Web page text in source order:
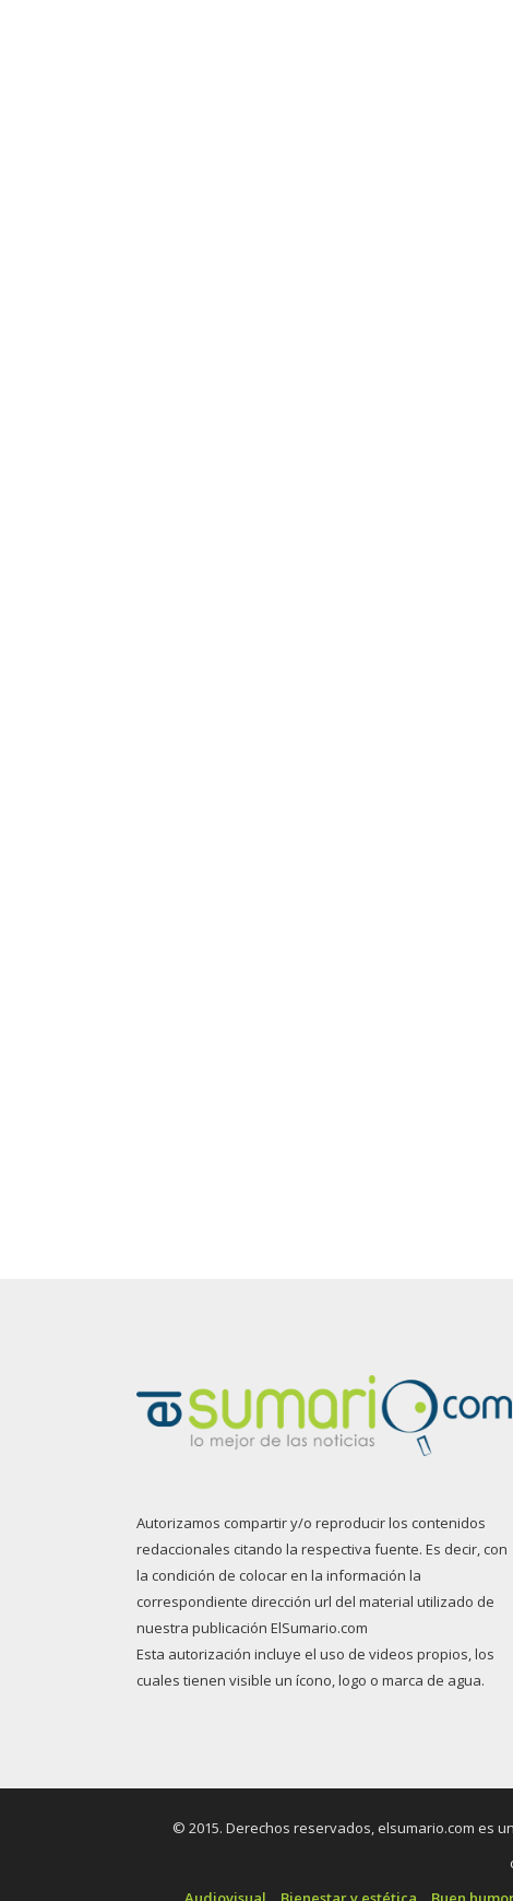
Autorizamos compartir y/o reproducir los contenidos
redaccionales citando la respectiva fuente. Es decir, con
la condición de colocar en la información la
correspondiente dirección url del material utilizado de
nuestra publicación ElSumario.com
Esta autorización incluye el uso de videos propios, los
cuales tienen visible un ícono, logo o marca de agua.
© 2015. Derechos reservados, elsumario.com es un